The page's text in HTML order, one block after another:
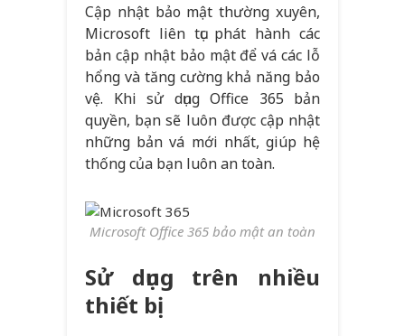
Cập nhật bảo mật thường xuyên,
Microsoft liên tục phát hành các
bản cập nhật bảo mật để vá các lỗ
hổng và tăng cường khả năng bảo
vệ. Khi sử dụng Office 365 bản
quyền, bạn sẽ luôn được cập nhật
những bản vá mới nhất, giúp hệ
thống của bạn luôn an toàn.
Microsoft Office 365 bảo mật an toàn
Sử dụng trên nhiều
thiết bị